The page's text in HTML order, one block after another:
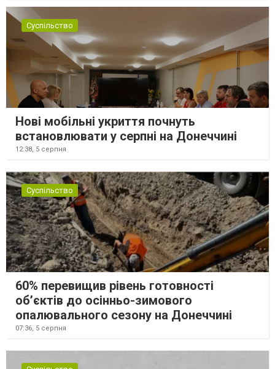
Суспільство
Нові мобільні укриття почнуть
встановлювати у серпні на Донеччині
12:38, 5 серпня
Суспільство
60% перевищив рівень готовності
об’єктів до осінньо-зимового
опалювального сезону на Донеччині
07:36, 5 серпня